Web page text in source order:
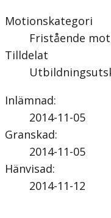
Motionskategori
Fristående
Tilldelat
Inlämnad:
2014-11-05
Granskad:
2014-11-05
Hänvisad:
2014-11-12